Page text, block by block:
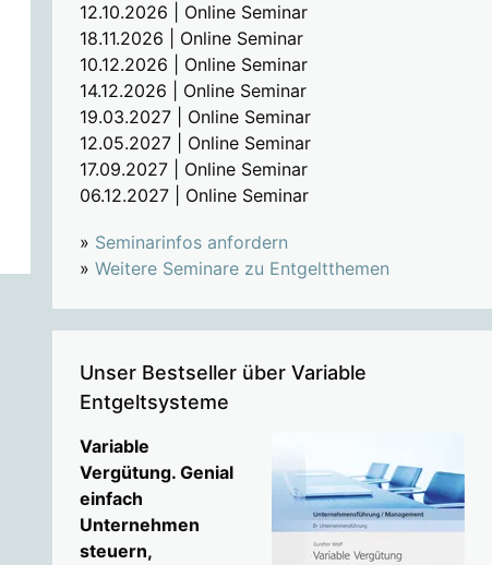
12.10.2026 | Online Seminar
18.11.2026 | Online Seminar
10.12.2026 | Online Seminar
14.12.2026 | Online Seminar
19.03.2027 | Online Seminar
12.05.2027 | Online Seminar
17.09.2027 | Online Seminar
06.12.2027 | Online Seminar
» Seminarinfos anfordern
» Weitere Seminare zu Entgeltthemen
Unser Bestseller über Variable
Entgeltsysteme
Variable
Vergütung. Genial
einfach
Unternehmen
steuern,